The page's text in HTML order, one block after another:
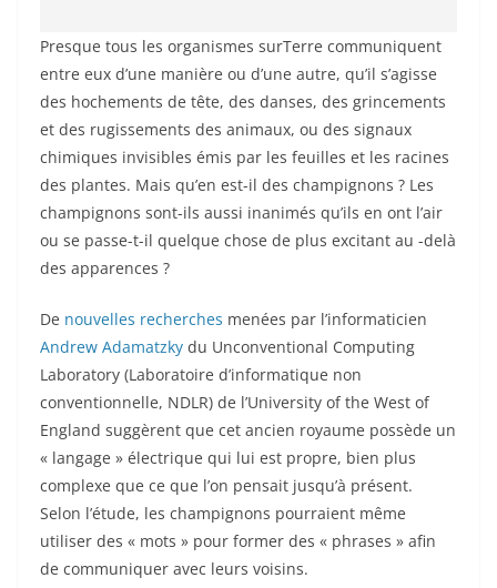
Presque tous les organismes surTerre communiquent
entre eux d’une manière ou d’une autre, qu’il s’agisse
des hochements de tête, des danses, des grincements
et des rugissements des animaux, ou des signaux
chimiques invisibles émis par les feuilles et les racines
des plantes. Mais qu’en est-il des champignons ? Les
champignons sont-ils aussi inanimés qu’ils en ont l’air
ou se passe-t-il quelque chose de plus excitant au -delà
des apparences ?
De nouvelles recherches menées par l’informaticien
Andrew Adamatzky du Unconventional Computing
Laboratory (Laboratoire d’informatique non
conventionnelle, NDLR) de l’University of the West of
England suggèrent que cet ancien royaume possède un
« langage » électrique qui lui est propre, bien plus
complexe que ce que l’on pensait jusqu’à présent.
Selon l’étude, les champignons pourraient même
utiliser des « mots » pour former des « phrases » afin
de communiquer avec leurs voisins.